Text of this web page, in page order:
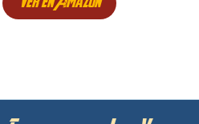
Ver en Amazon